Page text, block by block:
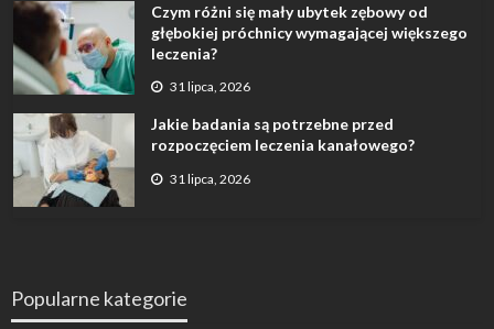
Czym różni się mały ubytek zębowy od
głębokiej próchnicy wymagającej większego
leczenia?
31 lipca, 2026
Jakie badania są potrzebne przed
rozpoczęciem leczenia kanałowego?
31 lipca, 2026
Popularne kategorie